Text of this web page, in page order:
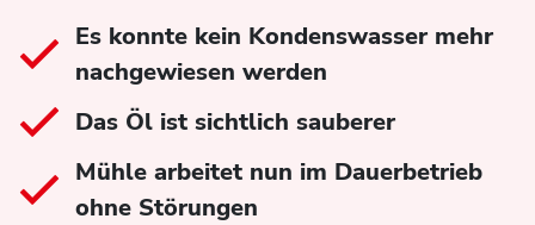
Es konnte kein Kondenswasser mehr
nachgewiesen werden
Das Öl ist sichtlich sauberer
Mühle arbeitet nun im Dauerbetrieb
ohne Störungen